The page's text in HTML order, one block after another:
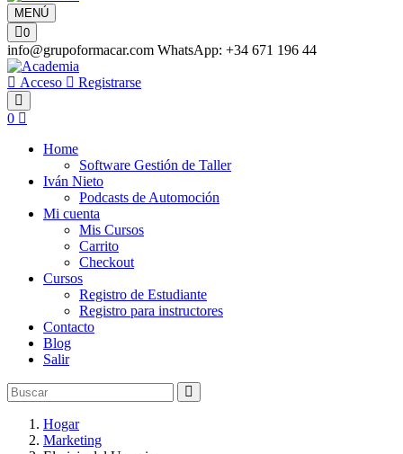
MENÚ
0
info@grupoformacar.com WhatsApp: +34 671 196 44
Acceso Registrarse
0
Home
Software Gestión de Taller
Iván Nieto
Podcasts de Automoción
Mi cuenta
Mis Cursos
Carrito
Checkout
Cursos
Registro de Estudiante
Registro para instructores
Contacto
Blog
Salir
Hogar
Marketing